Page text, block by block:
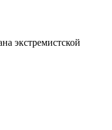
экстремистской